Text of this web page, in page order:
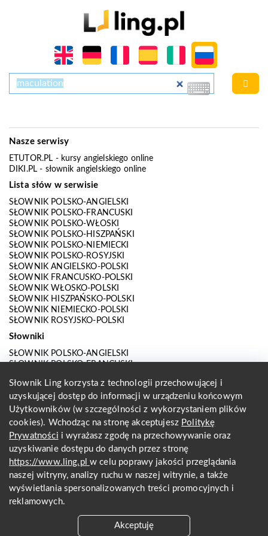
Nasze serwisy
ETUTOR.PL - kursy angielskiego online
DIKI.PL - słownik angielskiego online
Lista słów w serwisie
SŁOWNIK POLSKO-ANGIELSKI
SŁOWNIK POLSKO-FRANCUSKI
SŁOWNIK POLSKO-WŁOSKI
SŁOWNIK POLSKO-HISZPAŃSKI
SŁOWNIK POLSKO-NIEMIECKI
SŁOWNIK POLSKO-ROSYJSKI
SŁOWNIK ANGIELSKO-POLSKI
SŁOWNIK FRANCUSKO-POLSKI
SŁOWNIK WŁOSKO-POLSKI
SŁOWNIK HISZPAŃSKO-POLSKI
SŁOWNIK NIEMIECKO-POLSKI
SŁOWNIK ROSYJSKO-POLSKI
Słowniki
SŁOWNIK POLSKO-ANGIELSKI
SŁOWNIK POLSKO-FRANCUSKI
SŁOWNIK POLSKO-HISZPAŃSKI
SŁOWNIK POLSKO-NIEMIECKI
SŁOWNIK POLSKO-ROSYJSKI
SŁOWNIK ANGIELSKO-POLSKI
SŁOWNIK FRANCUSKO-POLSKI
SŁOWNIK WŁOSKO-POLSKI
SŁOWNIK HISZPAŃSKO-POLSKI
SŁOWNIK NIEMIECKO-POLSKI
SŁOWNIK ROSYJSKO-POLSKI
O nas
KONTAKT Z REDAKCJĄ
Słownik Ling korzysta z technologii przechowującej i
uzyskującej dostęp do informacji w urządzeniu końcowym
Użytkowników (w szczególności z wykorzystaniem plików
cookies). Wchodząc na stronę akceptujesz Politykę
Prywatności i wyrażasz zgodę na przechowywanie oraz
uzyskiwanie dostępu do danych przez stronę
https://www.ling.plw celu poprawy jakości przeglądania
naszej witryny, analizy ruchu w naszej witrynie, a także
wyświetlania spersonalizowanych treści promocyjnych i
reklamowych.
Akceptuję